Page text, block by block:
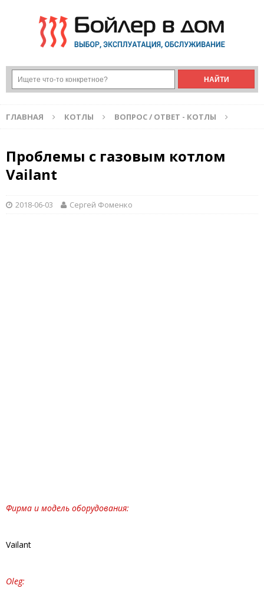
ГЛАВНАЯ КОТЛЫ ВОПРОС / ОТВЕТ - КОТЛЫ
Проблемы с газовым котлом
Vailant
2018-06-03 Сергей Фоменко
Фирма и модель оборудования:
Vailant
Oleg: